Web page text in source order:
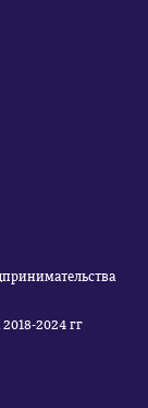
на 2018-2024 гг